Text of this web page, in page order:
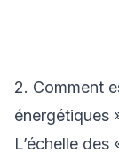
2. Comment
énergétiques
L’échelle